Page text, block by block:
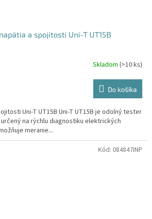
a spojitosti Uni-T UT15B
Skladom (>10 ks)
Do košíka
Uni-T UT15B Uni-T UT15B je odolný tester
na rýchlu diagnostiku elektrických
meranie...
Kód: 084847INP